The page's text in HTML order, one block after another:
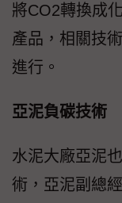
將CO2轉換成
產品，相關技
進行。
亞泥負碳技術
水泥大廠亞泥
術，亞泥副總